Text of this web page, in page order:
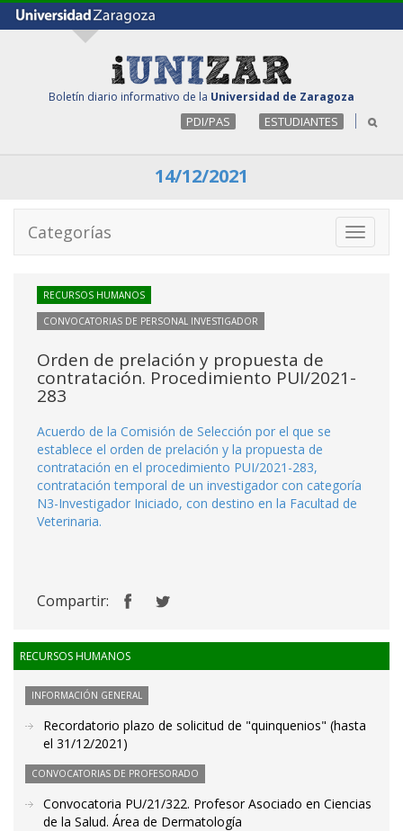
Boletín diario informativo de la Universidad de Zaragoza
PDI/PAS ESTUDIANTES
14/12/2021
Toggle
Categorías
RECURSOS HUMANOS
CONVOCATORIAS DE PERSONAL INVESTIGADOR
Orden de prelación y propuesta de
contratación. Procedimiento PUI/2021-
283
Acuerdo de la Comisión de Selección por el que se
establece el orden de prelación y la propuesta de
contratación en el procedimiento PUI/2021-283,
contratación temporal de un investigador con categoría
N3-Investigador Iniciado, con destino en la Facultad de
Veterinaria.
Compartir:
RECURSOS HUMANOS
INFORMACIÓN GENERAL
Recordatorio plazo de solicitud de "quinquenios" (hasta
el 31/12/2021)
CONVOCATORIAS DE PROFESORADO
Convocatoria PU/21/322. Profesor Asociado en Ciencias
de la Salud. Área de Dermatología